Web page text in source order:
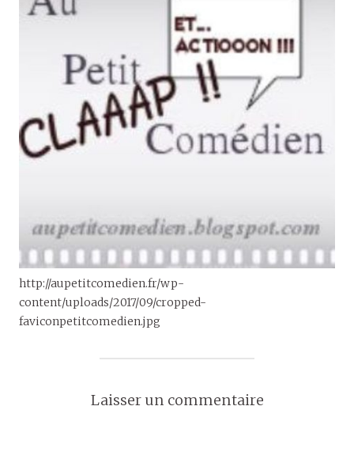
http://aupetitcomedien.fr/wp-
content/uploads/2017/09/cropped-
faviconpetitcomedien.jpg
Laisser un commentaire